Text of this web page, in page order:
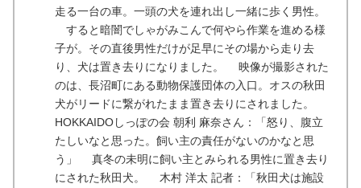
走る一台の車。一頭の犬を連れ出し一緒に歩く男性。
すると暗闇でしゃがみこんで何やら作業を進める様
子が。その直後男性だけが足早にその場から走り去
り、犬は置き去りになりました。 映像が撮影された
のは、長沼町にある動物保護団体の入口。オスの秋田
犬がリードに繋がれたまま置き去りにされました。
HOKKAIDOしっぽの会 朝利 麻奈さん：「怒り、腹立
たしいなと思った。飼い主の責任がないのかなと思
う」 真冬の未明に飼い主とみられる男性に置き去り
にされた秋田犬。 木村 洋太 記者：「秋田犬は施設